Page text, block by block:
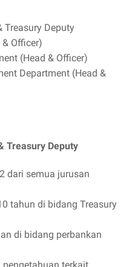
Treasury Deputy
Officer)
(Head & Officer)
Department (Head &
Treasury Deputy
dari semua jurusan
tahun di bidang Treasury
di bidang perbankan